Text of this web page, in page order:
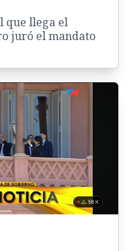
que llega el
juró el mandato